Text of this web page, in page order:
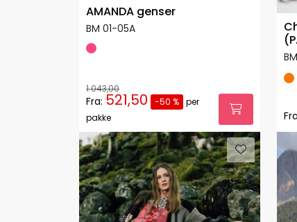
AMANDA genser
BM 01-05A
1.043,00
Fra: 521,50 -50 % per
pakke